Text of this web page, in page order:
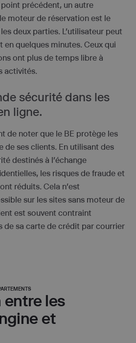
précédent, un autre
moteur de réservation est le
deux parties. L’utilisateur peut
en quelques minutes. Ceux qui
ont plus de temps libre à
activités.
sécurité dans les
ligne.
de noter que le BE protège les
de ses clients. En utilisant des
destinés à l’échange
les risques de fraude et
réduits. Cela n’est
sur les sites sans moteur de
est souvent contraint
de sa carte de crédit par courrier
entre les
et